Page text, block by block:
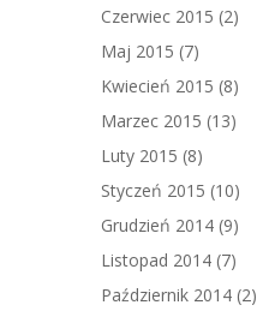
Czerwiec 2015 (2)
Maj 2015 (7)
Kwiecień 2015 (8)
Marzec 2015 (13)
Luty 2015 (8)
Styczeń 2015 (10)
Grudzień 2014 (9)
Listopad 2014 (7)
Październik 2014 (2)